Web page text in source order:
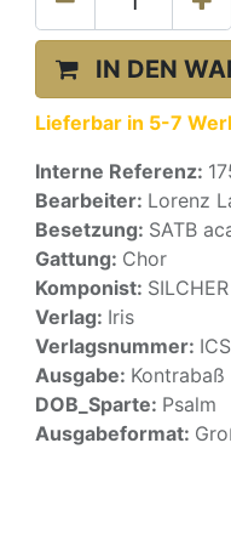
IN DEN
Lieferbar in 5-7
Interne Referenz:
Bearbeiter: Lorenz
Besetzung: SATB
Gattung: Chor
Komponist:
Verlag: Iris
Verlagsnummer:
Ausgabe: Kontrabaß
DOB_Sparte: Psalm
Ausgabeformat: